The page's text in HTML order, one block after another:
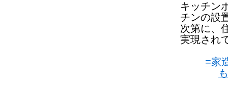
キッチン
チンの設
次第に、
実現され
=家